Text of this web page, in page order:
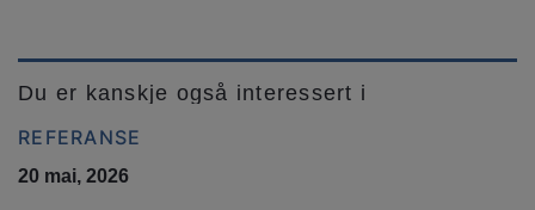
Du er kanskje også interessert i
REFERANSE
20 mai, 2026